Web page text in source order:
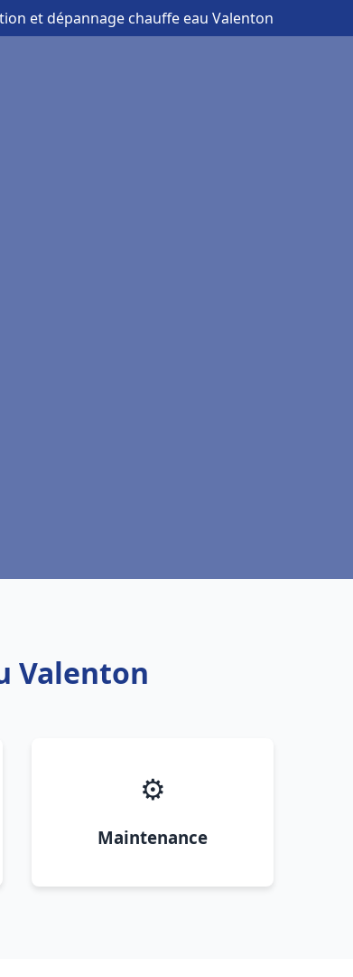
et dépannage chauffe eau Valenton
Valenton
⚙️
Maintenance